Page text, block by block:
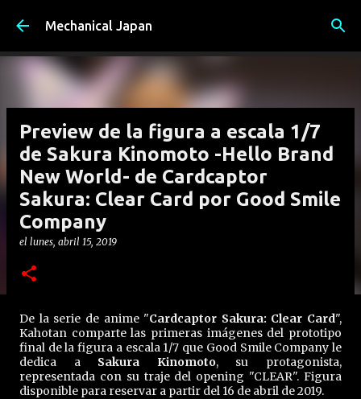
Ir al contenido principal
Mechanical Japan
Preview de la figura a escala 1/7
de Sakura Kinomoto -Hello Brand
New World- de Cardcaptor
Sakura: Clear Card por Good Smile
Company
el lunes, abril 15, 2019
De la serie de anime "Cardcaptor Sakura: Clear Card",
Kahotan comparte las primeras imágenes del prototipo
final de la figura a escala 1/7 que Good Smile Company le
dedica a Sakura Kinomoto, su protagonista,
representada con su traje del opening "CLEAR". Figura
disponible para reservar a partir del 16 de abril de 2019.